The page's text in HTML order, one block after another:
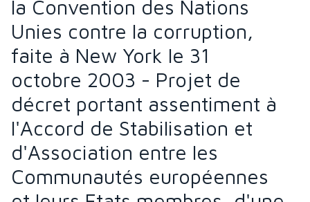
la Convention des Nations
Unies contre la corruption,
faite à New York le 31
octobre 2003 - Projet de
décret portant assentiment à
l'Accord de Stabilisation et
d'Association entre les
Communautés européennes